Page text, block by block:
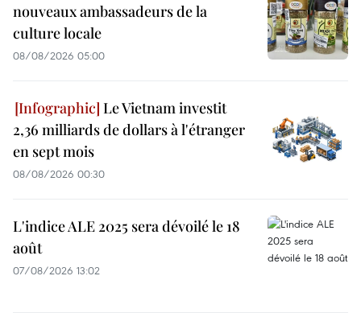
nouveaux ambassadeurs de la
culture locale
08/08/2026 05:00
Le Vietnam investit
2,36 milliards de dollars à l'étranger
en sept mois
08/08/2026 00:30
L'indice ALE 2025 sera dévoilé le 18
août
07/08/2026 13:02